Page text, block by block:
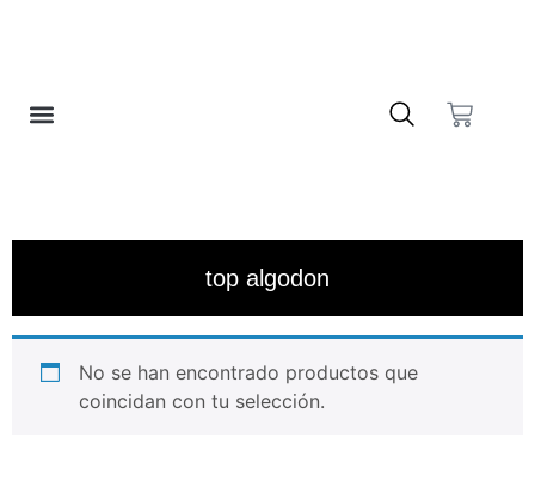
top algodon
No se han encontrado productos que
coincidan con tu selección.